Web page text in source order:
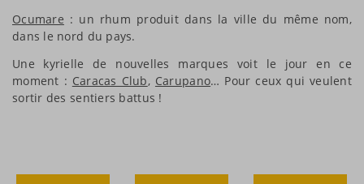
Ocumare : un rhum produit dans la ville du même nom,
dans le nord du pays.
Une kyrielle de nouvelles marques voit le jour en ce
moment : Caracas Club, Carupano… Pour ceux qui veulent
sortir des sentiers battus !